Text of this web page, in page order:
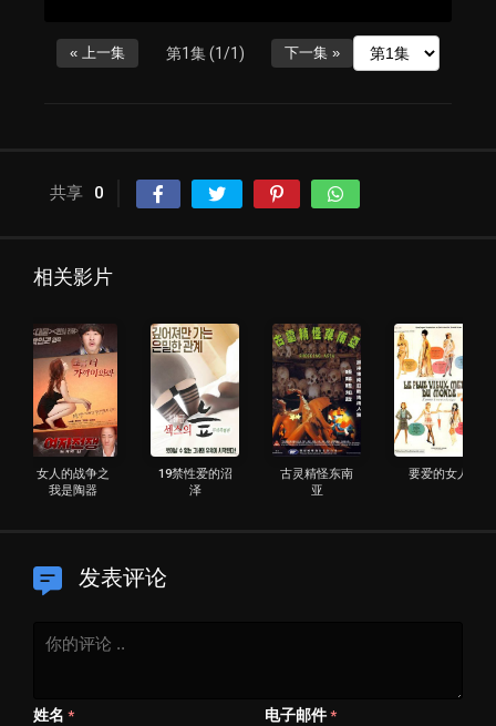
« 上一集 第1集 (1/1) 下一集 »
共享 0
相关影片
女人的战争之
我是陶器
19禁性爱的沼
泽
古灵精怪东南
亚
要爱的女人
发表评论
姓名 * 电子邮件 *